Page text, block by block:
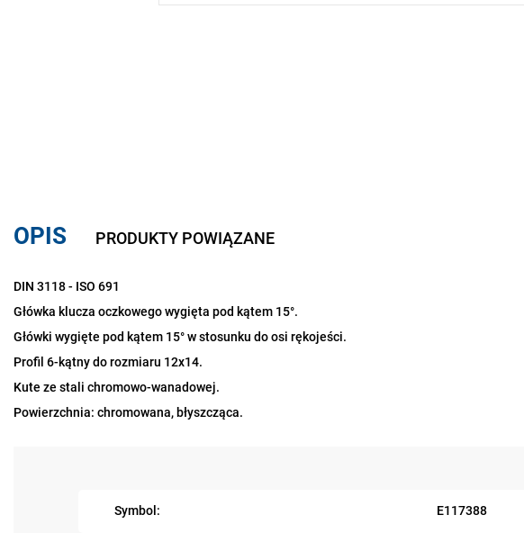
OPIS PRODUKTY POWIĄZANE
DIN 3118 - ISO 691
Główka klucza oczkowego wygięta pod kątem 15°.
Główki wygięte pod kątem 15° w stosunku do osi rękojeści.
Profil 6-kątny do rozmiaru 12x14.
Kute ze stali chromowo-wanadowej.
Powierzchnia: chromowana, błyszcząca.
Symbol: E117388